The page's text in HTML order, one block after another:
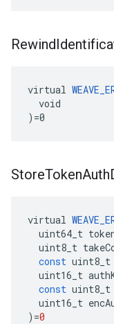
Rewind
virtual
  void
)=0
StoreTokenAuth
virtual
uint64_t
uint8_t
const uint8_t
uint16_t
const uint8_t
uint16_t
) =0